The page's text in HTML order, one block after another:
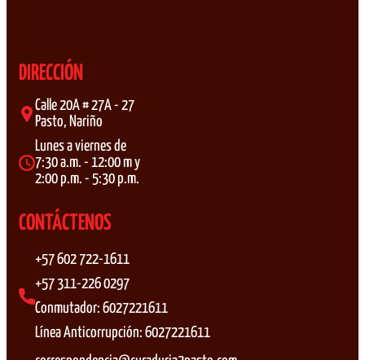
DIRECCIÓN
Calle 20A # 27A - 27
Pasto, Nariño
Lunes a viernes de
7:30 a.m. - 12:00 m y
2:00 p.m. - 5:30 p.m.
CONTÁCTENOS
+57 602 722-1611
+57 311-226 0297
Conmutador: 6027221611
Línea Anticorrupción: 6027221611